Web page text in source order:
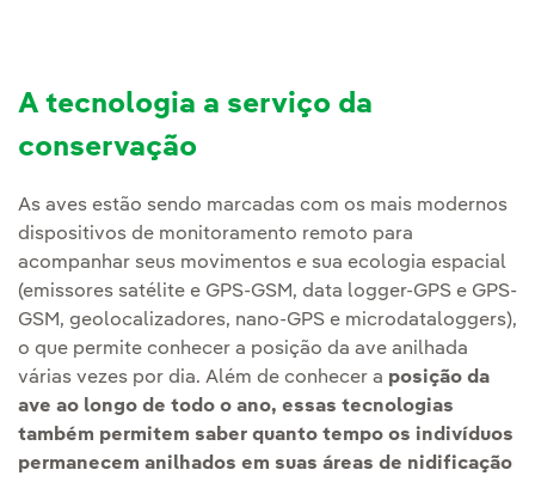
A tecnologia a serviço da
conservação
As aves estão sendo marcadas com os mais modernos
dispositivos de monitoramento remoto para
acompanhar seus movimentos e sua ecologia espacial
(emissores satélite e GPS-GSM, data logger-GPS e GPS-
GSM, geolocalizadores, nano-GPS e microdataloggers),
o que permite conhecer a posição da ave anilhada
várias vezes por dia. Além de conhecer a posição da
ave ao longo de todo o ano, essas tecnologias
também permitem saber quanto tempo os indivíduos
permanecem anilhados em suas áreas de nidificação